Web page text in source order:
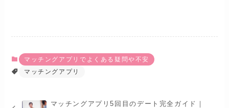
マッチングアプリでよくある疑問や不安
マッチングアプリ
マッチングアプリ5回目のデート完全ガイド｜